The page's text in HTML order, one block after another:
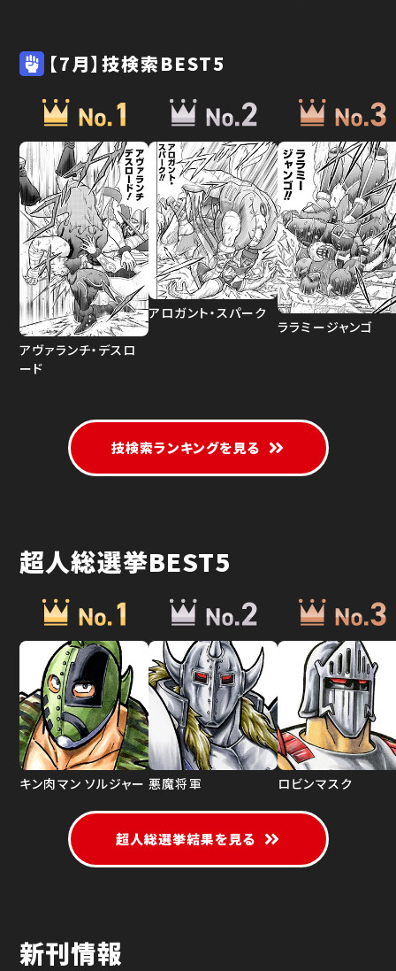
【7月】技検索BEST5
アヴァランチ・デスロ
ード
アロガント・スパーク
ララミージャンゴ
技検索ランキングを見る
超人総選挙BEST5
キン肉マン ソルジャー 悪魔将軍 ロビンマスク
超人総選挙結果を見る
新刊情報